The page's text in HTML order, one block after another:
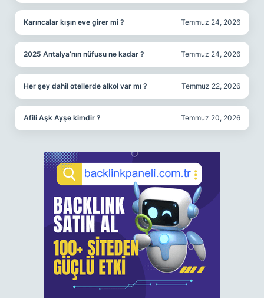
Karıncalar kışın eve girer mi ? Temmuz 24, 2026
2025 Antalya’nın nüfusu ne kadar ? Temmuz 24, 2026
Her şey dahil otellerde alkol var mı ? Temmuz 22, 2026
Afili Aşk Ayşe kimdir ? Temmuz 20, 2026